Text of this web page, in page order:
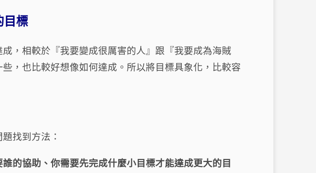
目標
，相較於『我要變成很厲害的人』跟『我要成為海賊
，也比較好想像如何達成。所以將目標具象化，比較容
找到方法：
的協助、你需要先完成什麼小目標才能達成更大的目